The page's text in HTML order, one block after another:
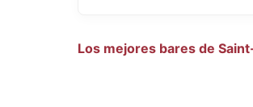
Los mejores bares de